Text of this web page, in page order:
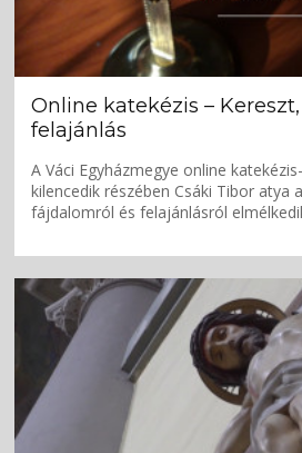
Online katekézis –
felajánlás
A Váci Egyházmegye online
kilencedik részében Csáki Tibor atya
fájdalomról és felajánlásról